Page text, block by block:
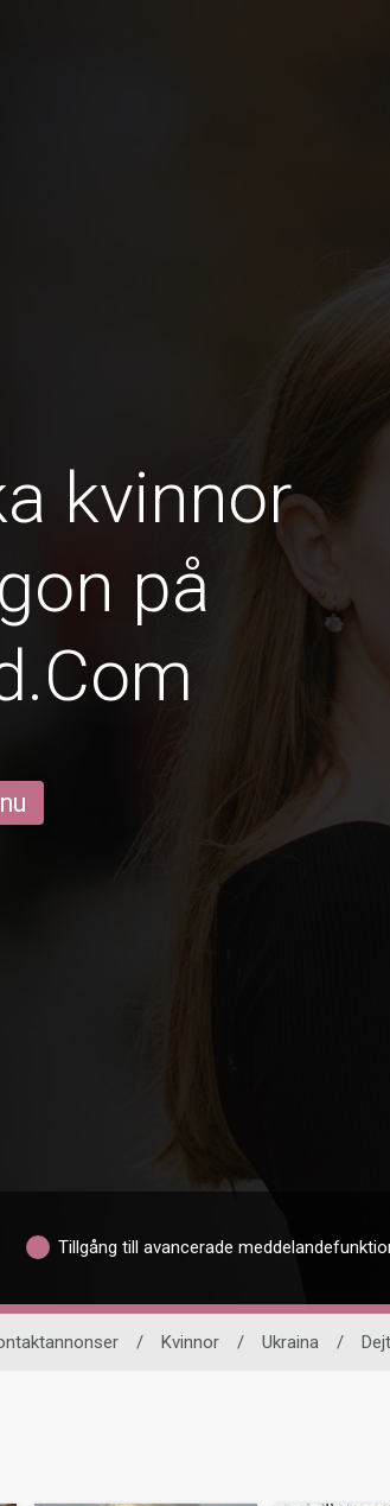
kvinnor
på
Tillgång till avancerade
/ Kvinnor / Ukraina /